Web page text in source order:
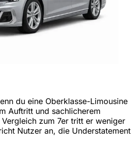
du eine Oberklasse-Limousine
Auftritt und sachlicherem
Vergleich zum 7er tritt er weniger
Nutzer an, die Understatement